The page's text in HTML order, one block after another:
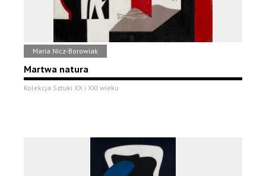
Maria Nicz-Borowiak
Martwa natura
Kolekcja Sztuki XX i XXI wieku